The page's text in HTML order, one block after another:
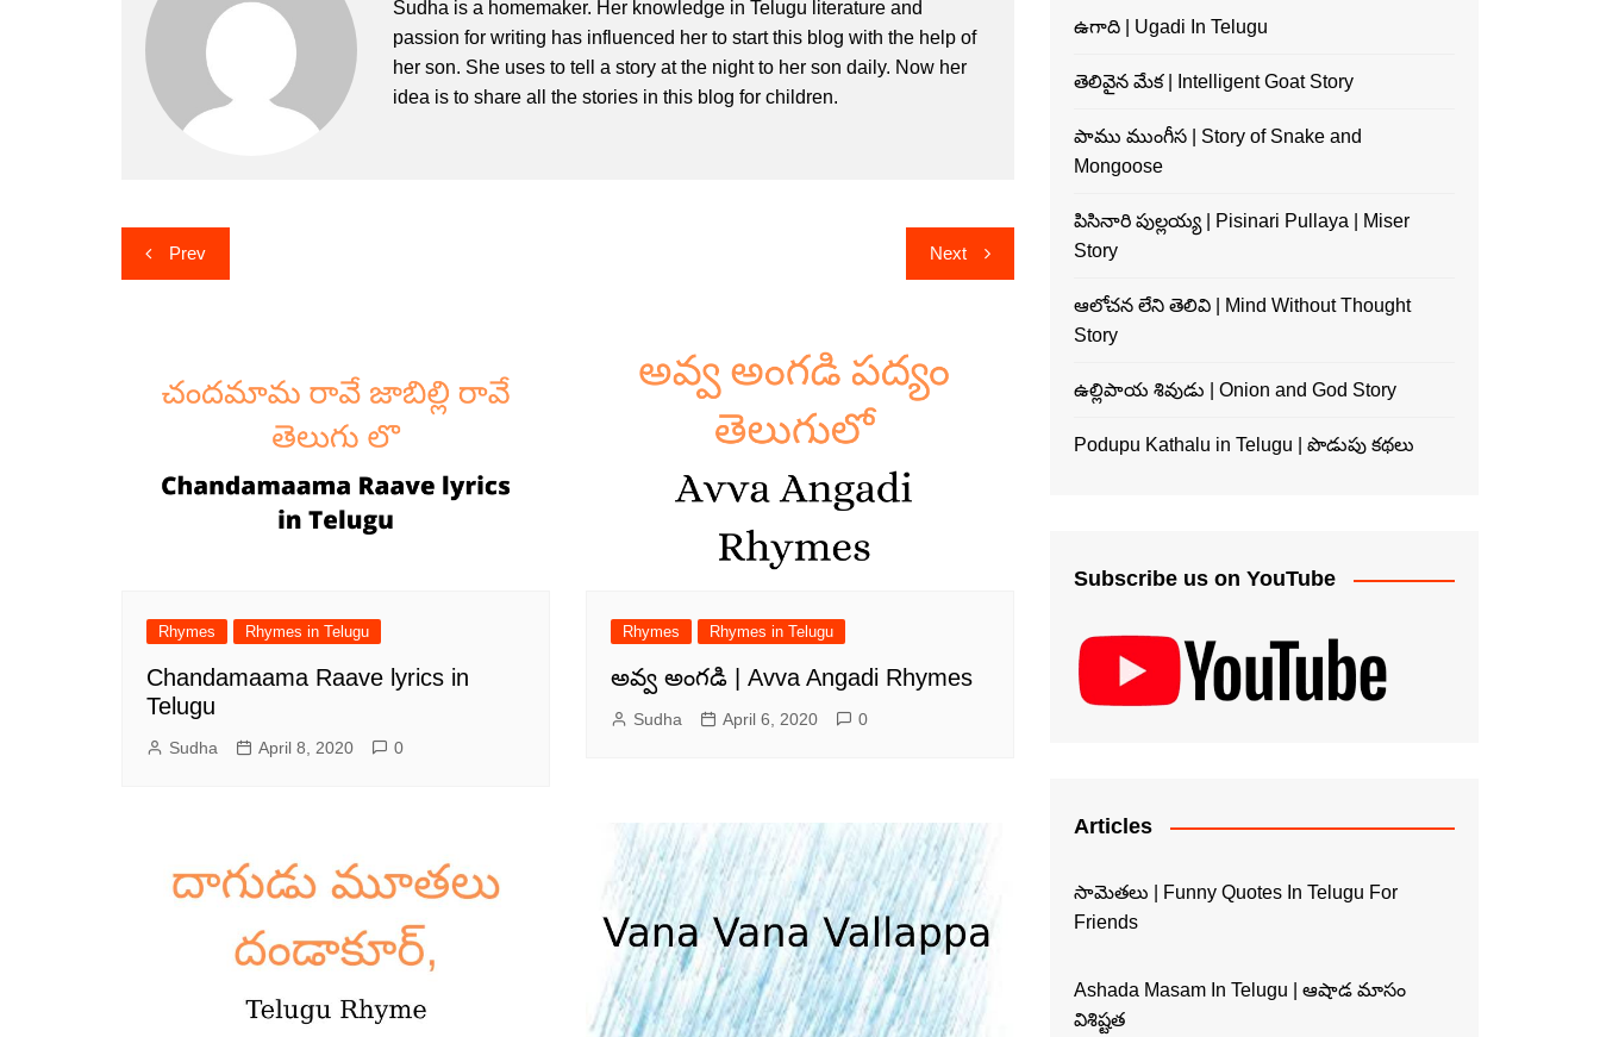
Sudha is a homemaker. Her knowledge in Telugu literature and
passion for writing has influenced her to start this blog with the help of
her son. She uses to tell a story at the night to her son daily. Now her
idea is to share all the stories in this blog for children.
Post
navigation
Prev Next
Rhymes Rhymes in Telugu
Chandamaama Raave lyrics in
Telugu
Sudha April 8, 2020 0
Rhymes Rhymes in Telugu
అవ్వ అంగడి | Avva Angadi Rhymes
Sudha April 6, 2020 0
ఉగాది | Ugadi In Telugu
తెలివైన మేక | Intelligent Goat Story
పాము ముంగీస | Story of Snake and
Mongoose
పిసినారి పుల్లయ్య | Pisinari Pullaya | Miser
Story
ఆలోచన లేని తెలివి | Mind Without Thought
Story
ఉల్లిపాయ శివుడు | Onion and God Story
Podupu Kathalu in Telugu | పొడుపు కథలు
Subscribe us on YouTube
Articles
సామెతలు | Funny Quotes In Telugu For
Friends
Ashada Masam In Telugu | ఆషాడ మాసం
విశిష్టత